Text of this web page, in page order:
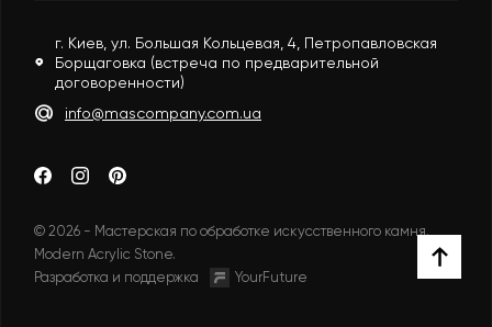
г. Киев, ул. Большая Кольцевая, 4, Петропавловская
Борщаговка (встреча по предварительной
договоренности)
info@mascompany.com.ua
© 2026 - Мастерская по обработке искусственного камня.
Modern Acrylic Stone.
Разработка и поддержка
YourFuture